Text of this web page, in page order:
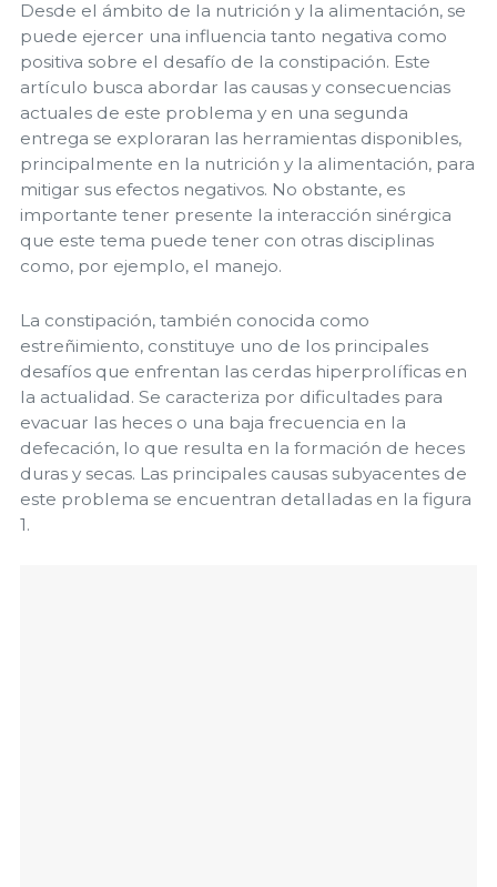
Desde el ámbito de la nutrición y la alimentación, se
puede ejercer una influencia tanto negativa como
positiva sobre el desafío de la constipación. Este
artículo busca abordar las causas y consecuencias
actuales de este problema y en una segunda
entrega se exploraran las herramientas disponibles,
principalmente en la nutrición y la alimentación, para
mitigar sus efectos negativos. No obstante, es
importante tener presente la interacción sinérgica
que este tema puede tener con otras disciplinas
como, por ejemplo, el manejo.
La constipación, también conocida como
estreñimiento, constituye uno de los principales
desafíos que enfrentan las cerdas hiperprolíficas en
la actualidad. Se caracteriza por dificultades para
evacuar las heces o una baja frecuencia en la
defecación, lo que resulta en la formación de heces
duras y secas. Las principales causas subyacentes de
este problema se encuentran detalladas en la figura
1.